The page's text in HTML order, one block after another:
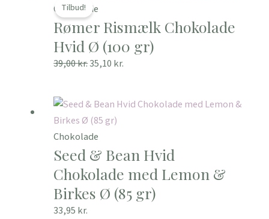
Tilbud!
Chokolade
Rømer Rismælk Chokolade
Hvid Ø (100 gr)
39,00kr.
oprindelige
pris
var:
39,00 kr..
35,10 kr.
pris
35,10 kr..
Chokolade
Seed & Bean Hvid
Chokolade med Lemon &
Birkes Ø (85 gr)
33,95 kr.